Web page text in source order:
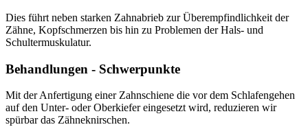
Dies führt neben starken Zahnabrieb zur Überempfindlichkeit der
Zähne, Kopfschmerzen bis hin zu Problemen der Hals- und
Schultermuskulatur.
Behandlungen - Schwerpunkte
Mit der Anfertigung einer Zahnschiene die vor dem Schlafengehen
auf den Unter- oder Oberkiefer eingesetzt wird, reduzieren wir
spürbar das Zähneknirschen.